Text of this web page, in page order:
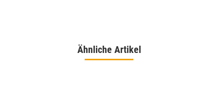
Ähnliche Artikel